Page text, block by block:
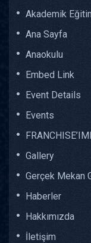
Akademik
Ana Sayfa
Anaokulu
Embed Link
Event Details
Events
Gallery
Gerçek Mekan
Haberler
Hakkımızda
İletişim